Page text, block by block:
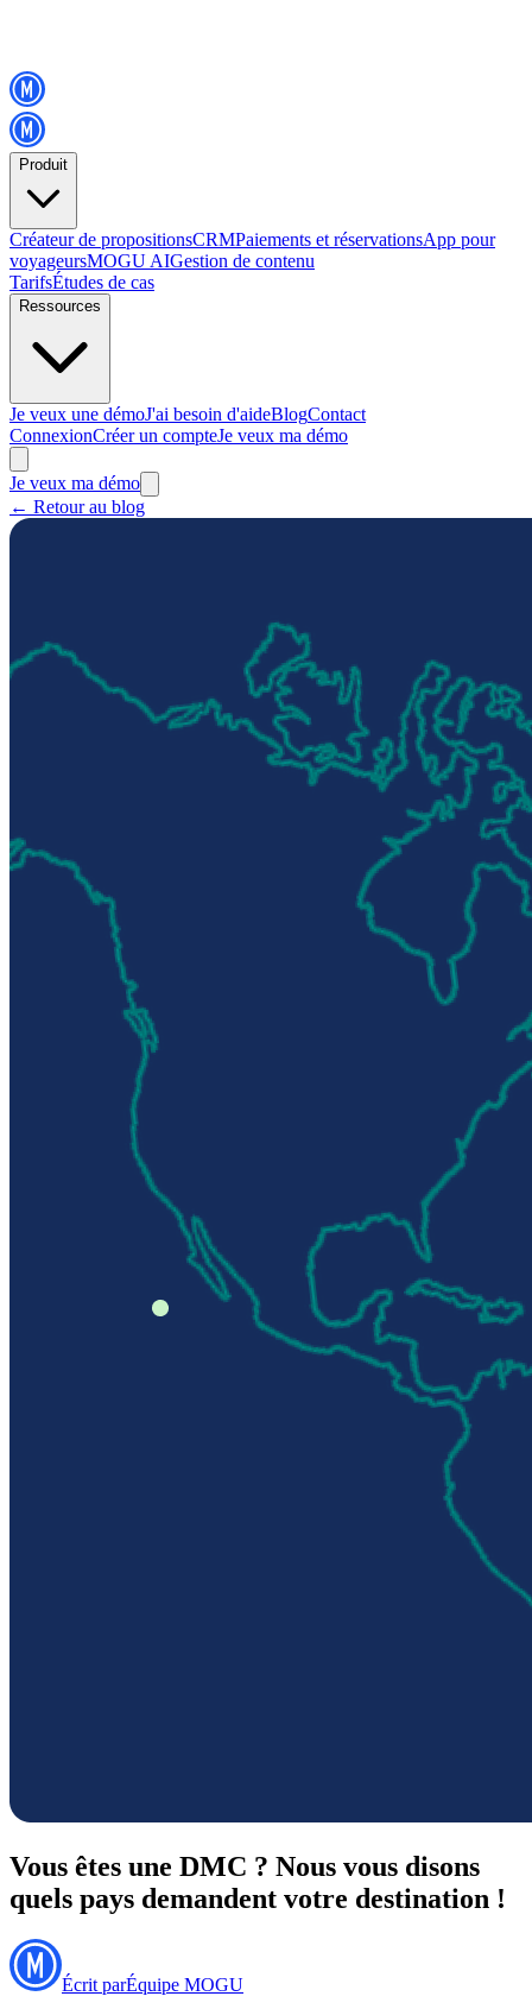
Produit
Créateur de propositionsCRMPaiements et réservationsApp pour
voyageursMOGU AIGestion de contenu
TarifsÉtudes de cas
Ressources
Je veux une démoJ'ai besoin d'aideBlogContact
ConnexionCréer un compteJe veux ma démo
Je veux ma démo
← Retour au blog
Vous êtes une DMC ? Nous vous disons
quels pays demandent votre destination !
Écrit parÉquipe MOGU